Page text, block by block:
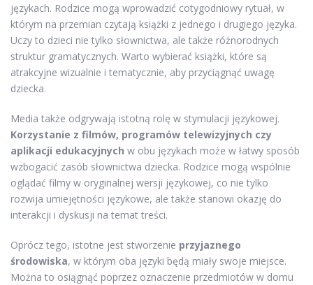
językach. Rodzice mogą wprowadzić cotygodniowy rytuał, w
którym na przemian czytają książki z jednego i drugiego języka.
Uczy to dzieci nie tylko słownictwa, ale także różnorodnych
struktur gramatycznych. Warto wybierać książki, które są
atrakcyjne wizualnie i tematycznie, aby przyciągnąć uwagę
dziecka.
Media także odgrywają istotną rolę w stymulacji językowej.
Korzystanie z filmów, programów telewizyjnych czy
aplikacji edukacyjnych w obu językach może w łatwy sposób
wzbogacić zasób słownictwa dziecka. Rodzice mogą wspólnie
oglądać filmy w oryginalnej wersji językowej, co nie tylko
rozwija umiejętności językowe, ale także stanowi okazję do
interakcji i dyskusji na temat treści.
Oprócz tego, istotne jest stworzenie przyjaznego
środowiska, w którym oba języki będą miały swoje miejsce.
Można to osiągnąć poprzez oznaczenie przedmiotów w domu